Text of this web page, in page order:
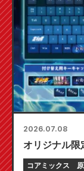
2026.07.08
オリジナル限
コアミックス